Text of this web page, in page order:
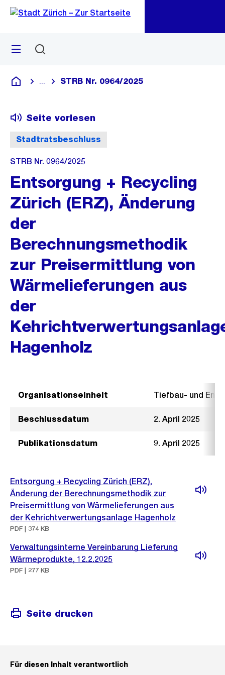
Navigation
Sprunglink
Menü
Deutsch
Blende alle Breadcrumbs ein
STRB Nr. 0964/2025
Stadtratsbeschluss
Seite vorlesen
STRB Nr. 0964/2025
Entsorgung + Recycling
Zürich (ERZ), Änderung
der
Berechnungsmethodik
zur Preisermittlung von
Wärmelieferungen aus
der
Hagenholz
Organisationseinheit Tiefbau- und
Beschlussdatum 2. April 2025
Publikationsdatum 9. April 2025
Entsorgung + Recycling Zürich (ERZ),
Änderung der Berechnungsmethodik zur
Preisermittlung von Wärmelieferungen aus
der Kehrichtverwertungsanlage Hagenholz
PDF | 374 KB
Verwaltungsinterne Vereinbarung Lieferung
Wärmeprodukte, 12.2.2025
PDF | 277 KB
Seite drucken
Für diesen Inhalt verantwortlich